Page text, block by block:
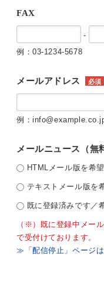
FAX
-
例：03-1234-5678
メールアドレス 必須
例：
メールニュース（無
HTMLメール版を希
テキストメール版を
既に登録済みです／
（※）既に登録中メー
で受付けております。
≫「配信停止」ページ